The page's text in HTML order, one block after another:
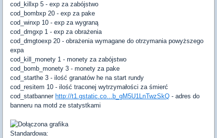
cod_killxp 5 - exp za zabójstwo
cod_bombxp 20 - exp za pake
cod_winxp 10 - exp za wygraną
cod_dmgxp 1 - exp za obrażenia
cod_dmgtoexp 20 - obrażenia wymagane do otrzymania powyższego
expa
cod_kill_monety 1 - monety za zabójstwo
cod_bomb_monety 3 - monety za pake
cod_starthe 3 - ilość granatów he na start rundy
cod_resitem 10 - ilość traconej wytrzymałości za śmierć
cod_statbanner http://t1.gstatic.co...b_gM5U1LnTwzSkQ - adres do
banneru na motd ze statystkami
Standardowa: